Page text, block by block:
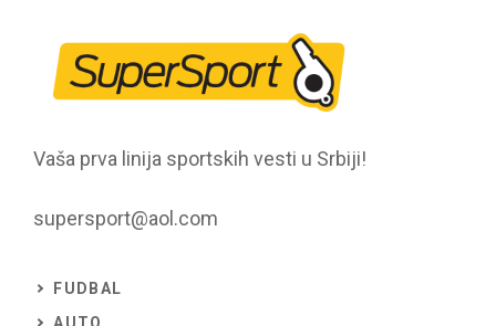
Vaša prva linija sportskih vesti u Srbiji!
supersport@aol.com
FUDBAL